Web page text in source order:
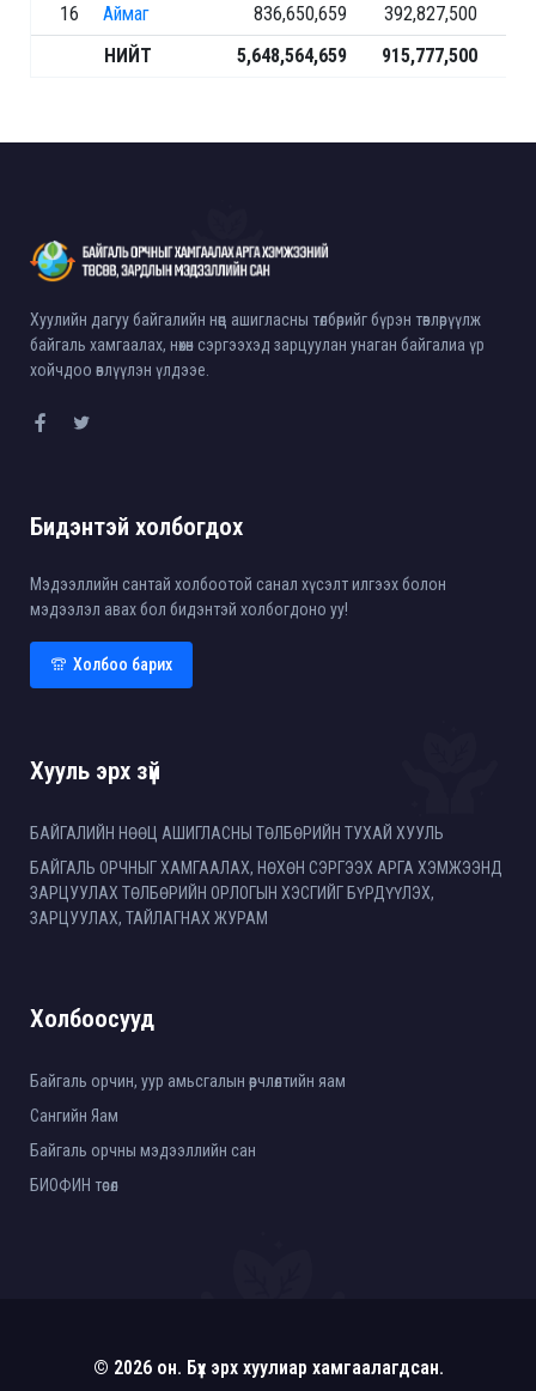
16
Аймаг 836,650,659
392,827,500
НИЙТ
5,648,564,659 915,777,500
Хуулийн дагуу байгалийн нөөц ашигласны төлбөрийг бүрэн төвлөрүүлж
байгаль хамгаалах, нөхөн сэргээхэд зарцуулан унаган байгалиа үр
хойчдоо өвлүүлэн үлдээе.
Хууль эрх зүй
БАЙГАЛИЙН НӨӨЦ АШИГЛАСНЫ ТӨЛБӨРИЙН ТУХАЙ ХУУЛЬ
БАЙГАЛЬ ОРЧНЫГ ХАМГААЛАХ, НӨХӨН СЭРГЭЭХ АРГА ХЭМЖЭЭНД
ЗАРЦУУЛАХ ТӨЛБӨРИЙН ОРЛОГЫН ХЭСГИЙГ БҮРДҮҮЛЭХ,
ЗАРЦУУЛАХ, ТАЙЛАГНАХ ЖУРАМ
Холбоосууд
Байгаль орчин, уур амьсгалын өөрчлөлтийн яам
Сангийн Яам
Байгаль орчны мэдээллийн сан
БИОФИН төсөл
Бидэнтэй холбогдох
Мэдээллийн сантай холбоотой санал хүсэлт илгээх болон
мэдээлэл авах бол бидэнтэй холбогдоно уу!
Холбоо барих
© 2026 он. Бүх эрх хуулиар хамгаалагдсан.